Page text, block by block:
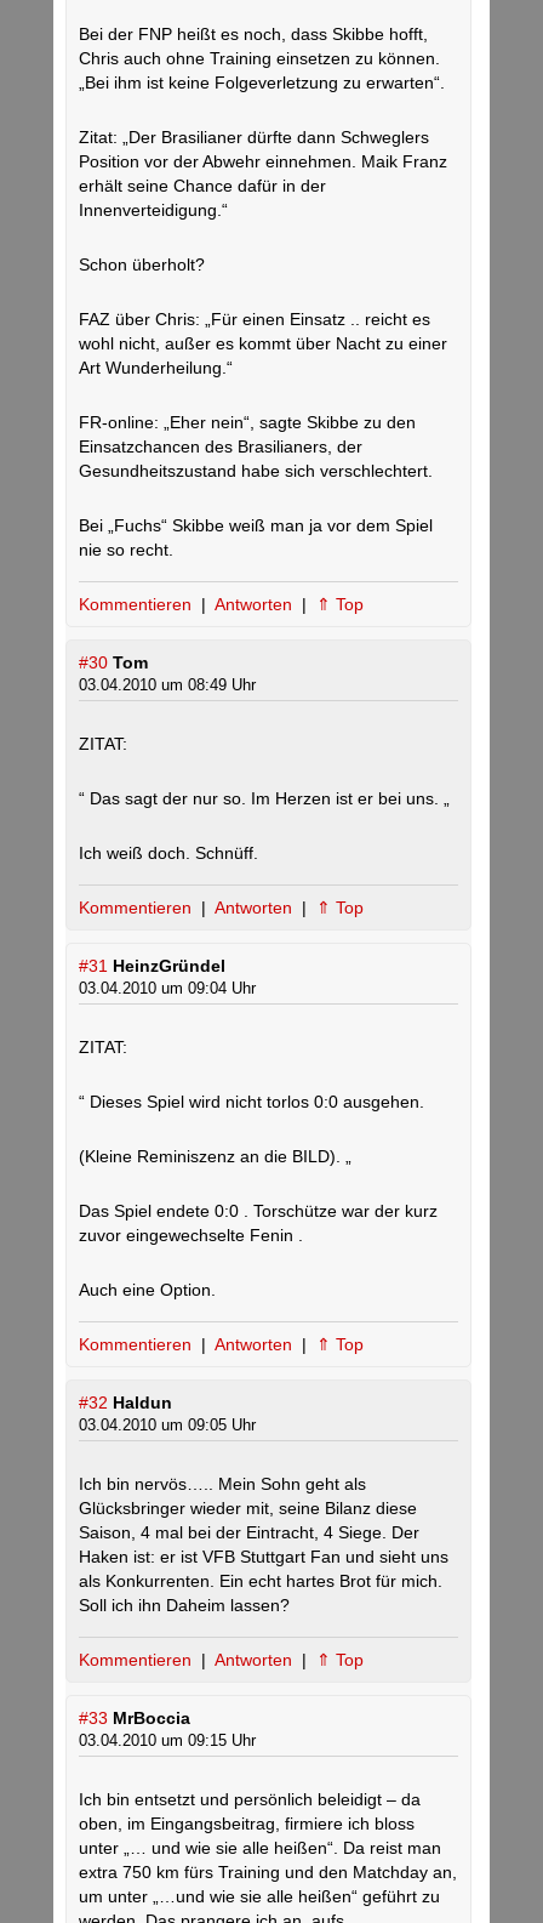
Bei der FNP heißt es noch, dass Skibbe hofft,
Chris auch ohne Training einsetzen zu können.
„Bei ihm ist keine Folgeverletzung zu erwarten“.
Zitat: „Der Brasilianer dürfte dann Schweglers
Position vor der Abwehr einnehmen. Maik Franz
erhält seine Chance dafür in der
Innenverteidigung.“
Schon überholt?
FAZ über Chris: „Für einen Einsatz .. reicht es
wohl nicht, außer es kommt über Nacht zu einer
Art Wunderheilung.“
FR-online: „Eher nein“, sagte Skibbe zu den
Einsatzchancen des Brasilianers, der
Gesundheitszustand habe sich verschlechtert.
Bei „Fuchs“ Skibbe weiß man ja vor dem Spiel
nie so recht.
Kommentieren | Antworten | ⇑ Top
#30 Tom
03.04.2010 um 08:49 Uhr
ZITAT:
“ Das sagt der nur so. Im Herzen ist er bei uns. „
Ich weiß doch. Schnüff.
Kommentieren | Antworten | ⇑ Top
#31 HeinzGründel
03.04.2010 um 09:04 Uhr
ZITAT:
“ Dieses Spiel wird nicht torlos 0:0 ausgehen.
(Kleine Reminiszenz an die BILD). „
Das Spiel endete 0:0 . Torschütze war der kurz
zuvor eingewechselte Fenin .
Auch eine Option.
Kommentieren | Antworten | ⇑ Top
#32 Haldun
03.04.2010 um 09:05 Uhr
Ich bin nervös….. Mein Sohn geht als
Glücksbringer wieder mit, seine Bilanz diese
Saison, 4 mal bei der Eintracht, 4 Siege. Der
Haken ist: er ist VFB Stuttgart Fan und sieht uns
als Konkurrenten. Ein echt hartes Brot für mich.
Soll ich ihn Daheim lassen?
Kommentieren | Antworten | ⇑ Top
#33 MrBoccia
03.04.2010 um 09:15 Uhr
Ich bin entsetzt und persönlich beleidigt – da
oben, im Eingangsbeitrag, firmiere ich bloss
unter „… und wie sie alle heißen“. Da reist man
extra 750 km fürs Training und den Matchday an,
um unter „…und wie sie alle heißen“ geführt zu